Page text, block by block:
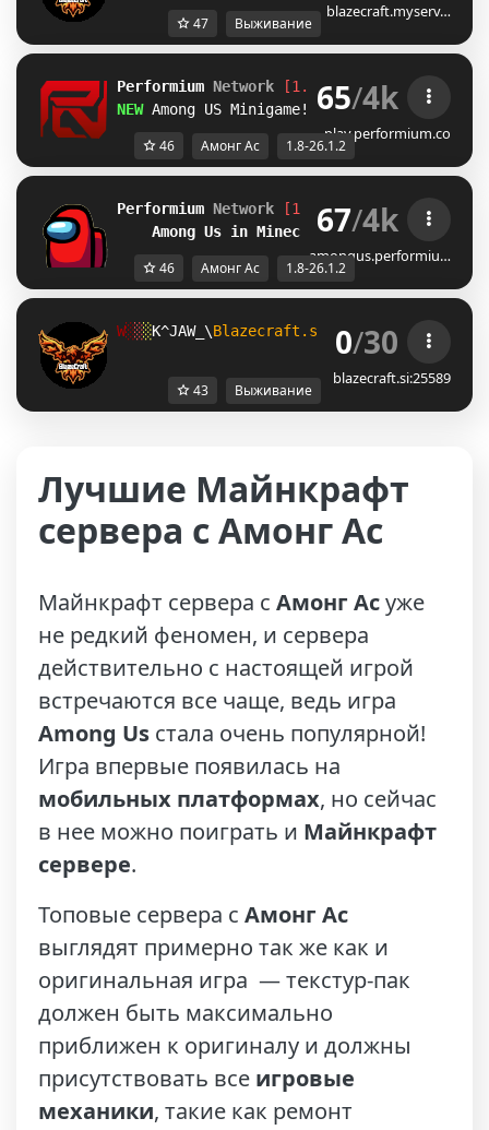
blazecraft.myserv…
47 Выживание
Performium Network [1.8-26.1.2]
NEW
NEW Among US Minigame! Play Now!
65/4k
play.performium.co
46 Амонг Ас 1.8-26.1.2
Performium Network [1.8-26.1.2]
NEW
Among Us in Minecraft67/4k
amongus.performiu…
46 Амонг Ас 1.8-26.1.2
N░░░^OKXW@HBlazecraft.si potrebuje
0/30
blazecraft.si:25589
43 Выживание
Лучшие Майнкрафт
сервера с Амонг Ас
Майнкрафт сервера с Амонг Асуже
не редкий феномен, и сервера
действительно с настоящей игрой
встречаются все чаще, ведь игра
Among Us стала очень популярной!
Игра впервые появилась на
мобильных платформах, но сейчас
в нее можно поиграть и Майнкрафт
сервере.
Топовые сервера с Амонг Ас
выглядят примерно так же как и
оригинальная игра — текстур-пак
должен быть максимально
приближен к оригиналу и должны
присутствовать все игровые
механики, такие как ремонт